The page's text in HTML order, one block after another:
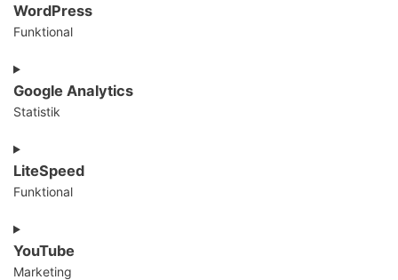
WordPress
Funktional
Consent
to
service
Google Analytics
Statistik
Consent
to
service
analytics
LiteSpeed
Funktional
Consent
to
service
YouTube
Marketing